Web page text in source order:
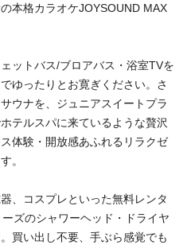
本格カラオケJOYSOUND MAX
ットバス/ブロアバス・浴室TVを
ゆったりとお寛ぎください。さ
ウナを、ジュニアスイートプラ
テルスパに来ているような贅沢
体験・開放感あふれるリラクゼ
。
、コスプレといった無料レンタ
ズのシャワーヘッド・ドライヤ
買い出し不要、手ぶら感覚でも